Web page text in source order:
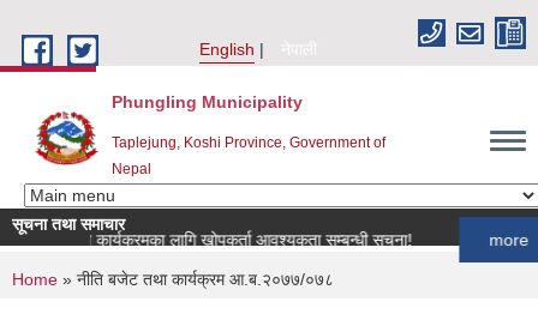
English
नेपाली
Phungling Municipality
Taplejung, Koshi Province, Government of
Nepal
सूचना तथा समाचार
खोप कार्यक्रमका लागि खोपकर्ता आवश्यकता सम्बन्धी सूचना!
You are here
Home » नीति बजेट तथा कार्यक्रम आ.ब.२०७७/०७८